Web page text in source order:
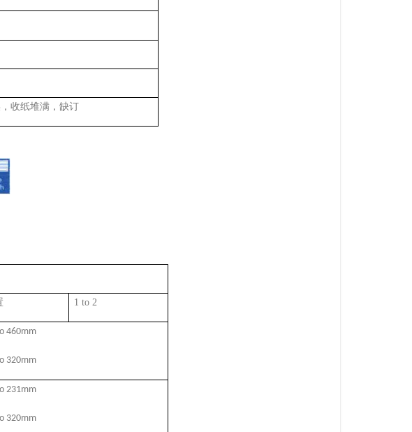
收纸堆满，缺订
1 to 2
460mm
320mm
231mm
320mm